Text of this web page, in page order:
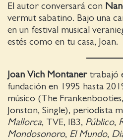
El autor conversará con
vermut sabatino. Bajo una
en un festival musical
estés como en tu casa, Joan.
Joan Vich Montanertrabajó
fundación en 1995 hasta
músico (The
Jonston, Single), periodista
Mallorca, TVE, IB3, Público,
Mondosonoro, El Mundo,